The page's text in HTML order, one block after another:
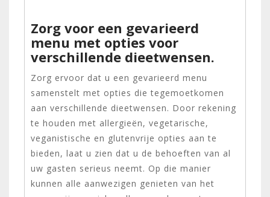
Zorg voor een gevarieerd
menu met opties voor
verschillende dieetwensen.
Zorg ervoor dat u een gevarieerd menu
samenstelt met opties die tegemoetkomen
aan verschillende dieetwensen. Door rekening
te houden met allergieën, vegetarische,
veganistische en glutenvrije opties aan te
bieden, laat u zien dat u de behoeften van al
uw gasten serieus neemt. Op die manier
kunnen alle aanwezigen genieten van het